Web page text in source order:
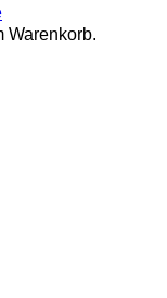
Warenkorb.